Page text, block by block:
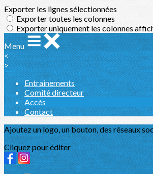
Exporter les lignes sélectionnées
Exporter toutes les colonnes
Exporter uniquement les colonnes
Menu
<
>
Entrainements
Comité directeur
Accès
Contact
Ajoutez un logo, un bouton, des réseaux
Cliquez pour éditer